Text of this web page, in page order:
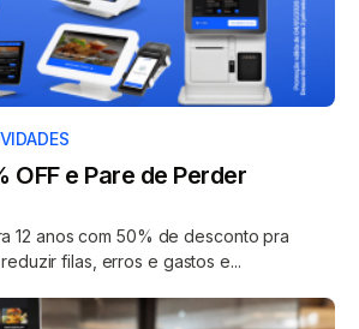
e Pare de Perder
12 anos com 50% de desconto pra
filas, erros e gastos e...